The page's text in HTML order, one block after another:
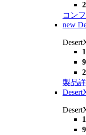
コン
new
製品